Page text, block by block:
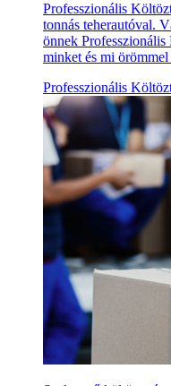
Professzionális
tonnás teherautóval.
önnek
minket és mi
Professzionális